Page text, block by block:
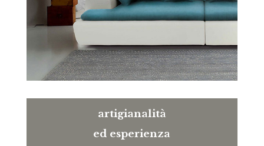
artigianalità
ed esperienza